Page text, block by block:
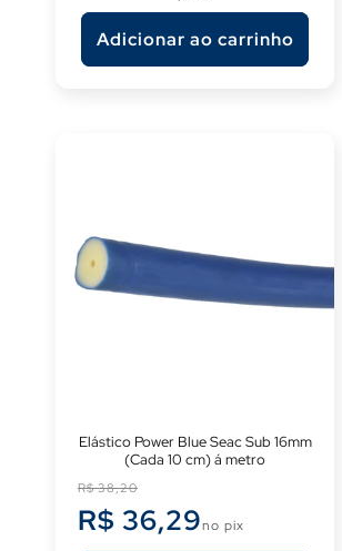
Adicionar ao carrinho
Elástico Power Blue Seac Sub 16mm
(Cada 10 cm) á metro
Preço
normal
R$ 38,20
R$ 36,29no pix